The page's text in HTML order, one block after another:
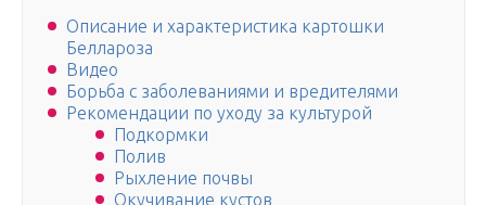
Описание и характеристика картошки
Беллароза
Видео
Борьба с заболеваниями и вредителями
Рекомендации по уходу за культурой
Подкормки
Полив
Рыхление почвы
Окучивание кустов